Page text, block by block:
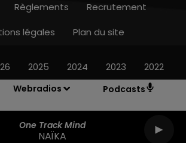
Webradios Podcasts
One Track Mind
NAÏKA
Règlements
Recrutement
légales
Plan du site
2025 2024 2023 2022